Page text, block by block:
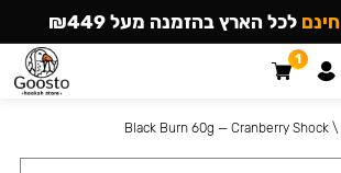
\
Black Burn 60g — Cranberry Shock
חינם לכל הארץ בהזמנה מעל ₪449
1